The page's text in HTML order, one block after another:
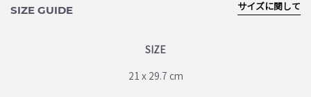
SIZE GUIDE
SIZE
21 x 29.7 cm
サイズに関して